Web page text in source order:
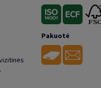
Pakuotė